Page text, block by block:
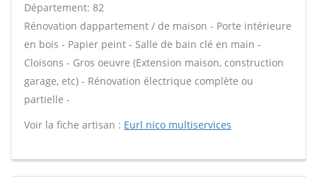
Département: 82
Rénovation dappartement / de maison - Porte intérieure
en bois - Papier peint - Salle de bain clé en main -
Cloisons - Gros oeuvre (Extension maison, construction
garage, etc) - Rénovation électrique complète ou
partielle -
Voir la fiche artisan : Eurl nico multiservices